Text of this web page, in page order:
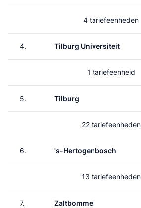
4 tariefeenheden
4. Tilburg Universiteit
1 tariefeenheid
5. Tilburg
22 tariefeenheden
6. 's-Hertogenbosch
13 tariefeenheden
7. Zaltbommel